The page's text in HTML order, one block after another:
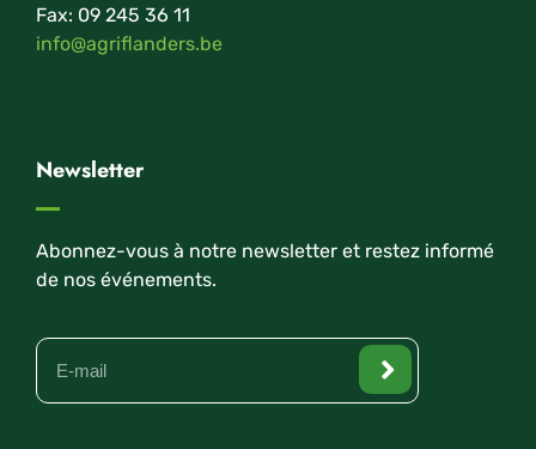
Fax: 09 245 36 11
info@agriflanders.be
Newsletter
Abonnez-vous à notre newsletter et restez informé
de nos événements.